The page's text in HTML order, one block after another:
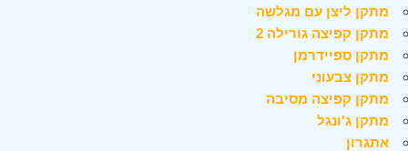
מתקן ליצן עם מגלשה
מתקן קפיצה גורילה 2
מתקן ספיידרמן
מתקן צבעוני
מתקן קפיצה מסיבה
מתקן ג'ונגל
אתגרון